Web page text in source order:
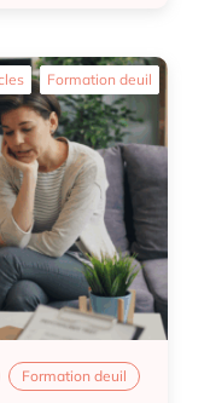
Formation deuil
Formation deuil